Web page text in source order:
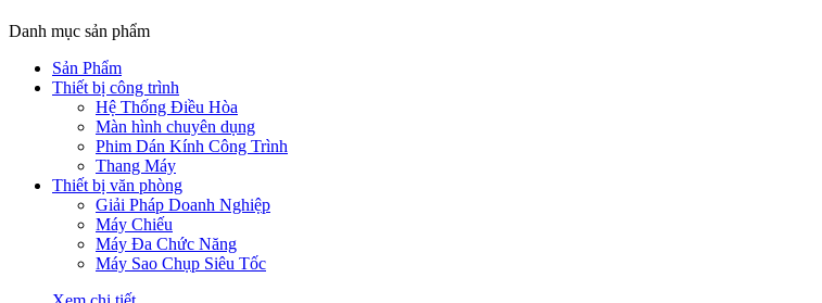
Danh mục sản phẩm
Sản Phẩm
Thiết bị công trình
Hệ Thống Điều Hòa
Màn hình chuyên dụng
Phim Dán Kính Công Trình
Thang Máy
Thiết bị văn phòng
Giải Pháp Doanh Nghiệp
Máy Chiếu
Máy Đa Chức Năng
Máy Sao Chụp Siêu Tốc